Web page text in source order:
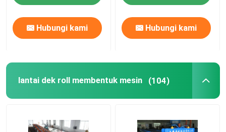
kasus
Hubungi kami Hubungi kami
lantai dek roll membentuk mesin (104)